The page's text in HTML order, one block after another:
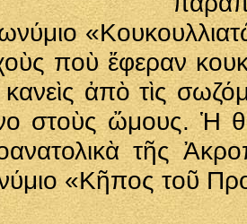
ποὺ ἔφεραν
κανεὶς ἀπὸ τὶς
στοὺς ὤμους. Ἡ
τῆς
«Κῆπος τοῦ